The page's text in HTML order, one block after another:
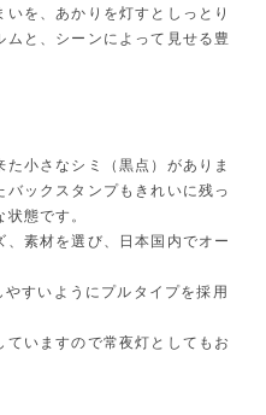
を、あかりを灯すとしっとり
と、シーンによって見せる豊
た小さなシミ（黒点）がありま
ックスタンプもきれいに残っ
態です。
、素材を選び、日本国内でオー
すいようにプルタイプを採用
ていますので常夜灯としてもお